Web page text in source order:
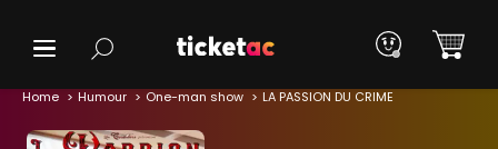
Home Humour One-man show LA PASSION DU CRIME